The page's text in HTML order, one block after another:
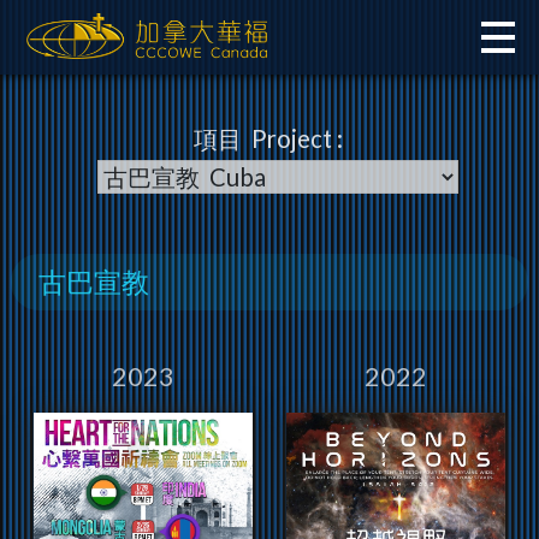
content
項目 Project :
古巴宣教
2023 2022